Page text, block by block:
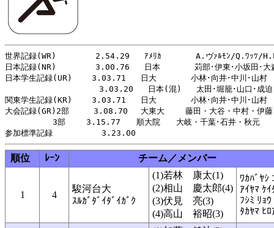
世界記録(WR)        2.54.29   ｱﾒﾘｶ       A.ヴｧﾙﾓﾝ/Q.ﾜｯﾂ/H.ﾚ
日本記録(NR)        3.00.76   日本       苅部･伊東･
日本学生記録(UR)    3.03.71   日大       小林･向
　　 3.03.20   日本(混)   太田･堀籠･
関東学生記録(KR)    3.03.71   日大       小林･向
大会記録(GR)2部     3.08.70　 大東大　　 藤田・大谷・
3部　　 3.15.77　　順大院　　大岐・千葉･石井・
順位 ﾚｰﾝ チーム／メンバー
1 4
駿河台大
ｽﾙｶﾞﾀﾞｲﾀﾞｲｶﾞｸ
(1)若林 康太(1)
(2)相山 慶太郎(4)
(3)伏見 亮(3)
(4)高山 裕昭(3)
ﾜｶﾊﾞﾔｼ
ｱｲﾔﾏ ｹｲ
ﾌｼﾐ ﾘｮｳ
ﾀｶﾔﾏ ﾋﾛ